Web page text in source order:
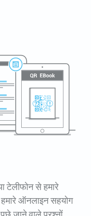
टेलीफोन से हमारे
ऑनलाइन सहयोग